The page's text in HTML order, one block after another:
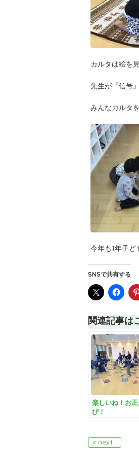
カルタは絵を
先生が『信号
みんなカルタ
今年も1年子ど
SNSで共有する
関連記事は
楽しいね！お
び！
< next